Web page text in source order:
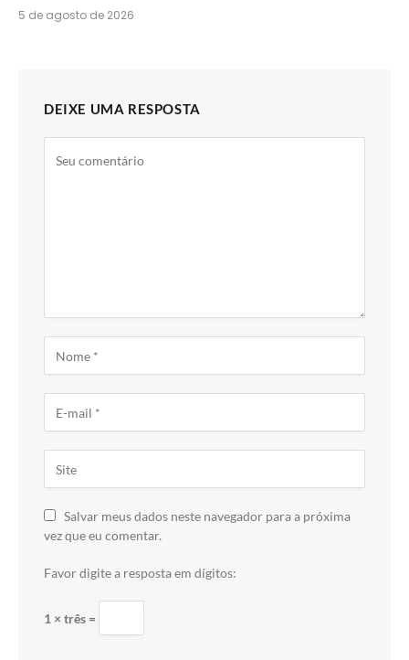
5 de agosto de 2026
DEIXE UMA RESPOSTA
Salvar meus dados neste navegador para a próxima
vez que eu comentar.
Favor digite a resposta em dígitos:
1 × três =